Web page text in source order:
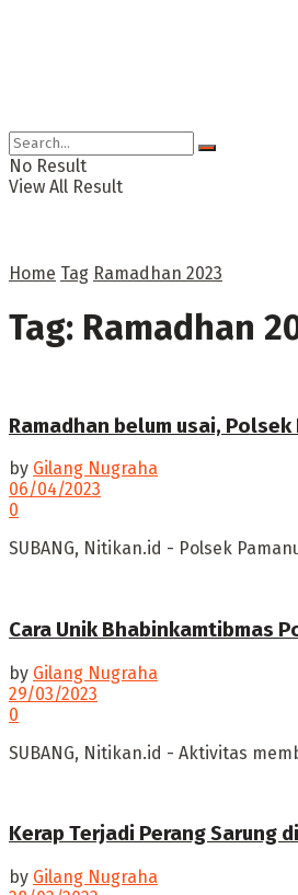
No Result
View All Result
Home Tag Ramadhan 2023
Tag: Ramadhan
Ramadhan belum usai,
by Gilang Nugraha
06/04/2023
0
SUBANG, Nitikan.id - Polsek
Cara Unik Bhabinkamtibmas
by Gilang Nugraha
29/03/2023
0
SUBANG, Nitikan.id - Aktivitas
Kerap Terjadi Perang Sarung
by Gilang Nugraha